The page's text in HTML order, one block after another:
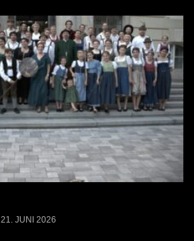
21. JUNI 2026